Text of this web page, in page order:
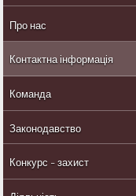
Про нас
Контактна інформація
Команда
Законодавство
Конкурс - захист